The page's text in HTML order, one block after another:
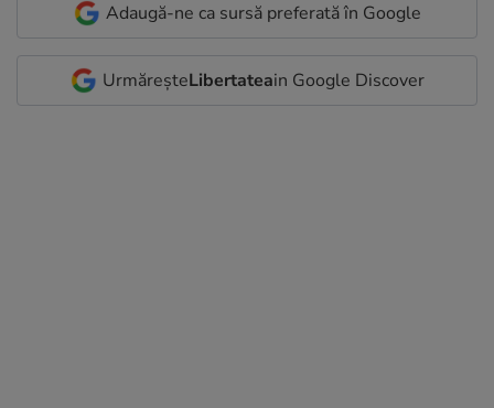
Adaugă-ne ca sursă preferată în Google
UrmăreșteLibertateain Google Discover